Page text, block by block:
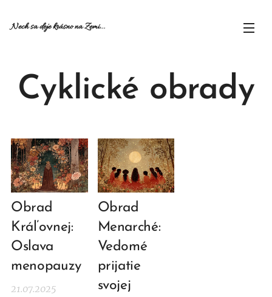
Nech sa deje krásno na Zemi...
Cyklické obrady
Obrad
Kráľovnej:
Oslava
menopauzy
21.07.2025
Obrad
Menarché:
Vedomé
prijatie
svojej